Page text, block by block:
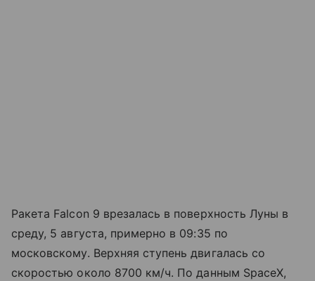
Ракета Falcon 9 врезалась в поверхность Луны в
среду, 5 августа, примерно в 09:35 по
московскому. Верхняя ступень двигалась со
скоростью около 8700 км/ч. По данным SpaceX,